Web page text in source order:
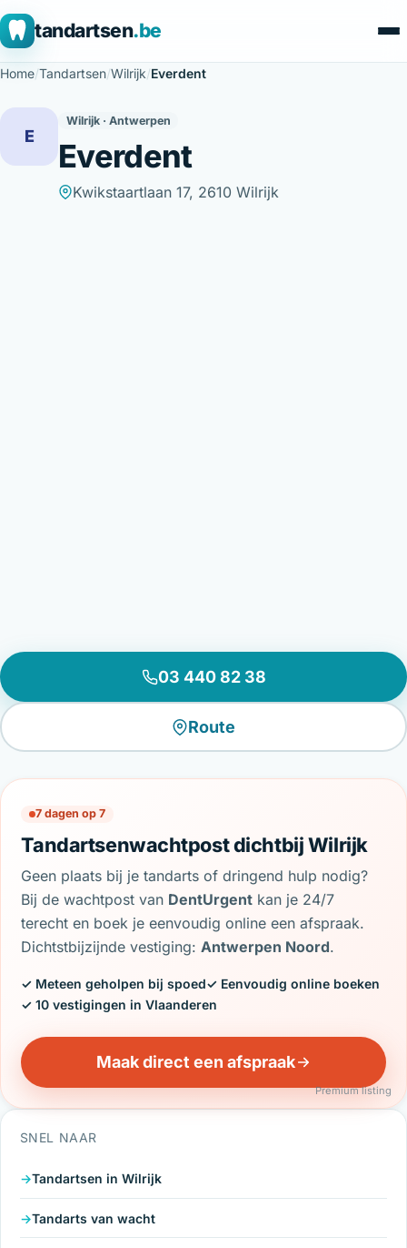
tandartsen.be
Home/Tandartsen/Wilrijk/Everdent
E
Wilrijk · Antwerpen
Everdent
Kwikstaartlaan 17, 2610 Wilrijk
03 440 82 38
Route
7 dagen op 7
Tandartsenwachtpost dichtbij Wilrijk
Geen plaats bij je tandarts of dringend hulp nodig?
Bij de wachtpost van DentUrgent kan je 24/7
terecht en boek je eenvoudig online een afspraak.
Dichtstbijzijnde vestiging:Antwerpen Noord.
✓ Meteen geholpen bij spoed✓ Eenvoudig online boeken
✓ 10 vestigingen in Vlaanderen
Maak direct een afspraak
Premium listing
SNEL NAAR
Tandartsen in Wilrijk
Tandarts van wacht